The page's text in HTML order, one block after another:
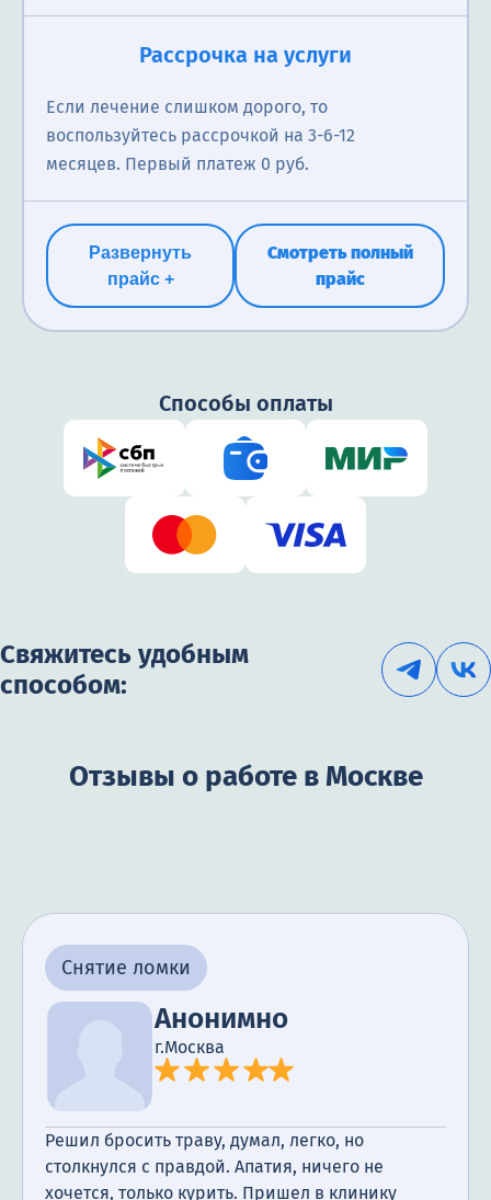
Рассрочка на услуги
Если лечение слишком дорого, то
воспользуйтесь рассрочкой на 3-6-12
месяцев. Первый платеж 0 руб.
Развернуть
прайс +
Смотреть полный
прайс
Способы оплаты
Свяжитесь удобным
способом:
Отзывы о работе в Москве
Снятие ломки
Анонимно
г.Москва
Решил бросить траву, думал, легко, но
столкнулся с правдой. Апатия, ничего не
хочется, только курить. Пришел в клинику